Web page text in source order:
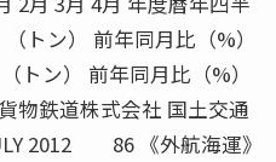
トン） 前年同月比（%）
トン） 前年同月比（%）
物鉄道株式会社 国土交通
2012 86 《外航海運》